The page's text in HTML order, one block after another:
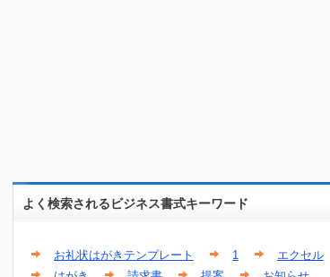
よく検索されるビジネス書式キーワード
お礼状はがきテンプレート 1 エクセル